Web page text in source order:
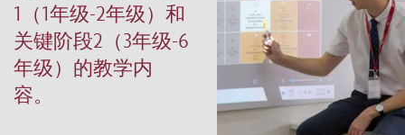
1（1年级-2年级）和
关键阶段2（3年级-6
年级）的教学内
容。